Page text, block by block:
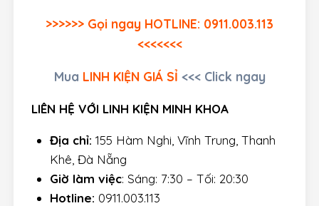
>>>>>> Gọi ngay HOTLINE: 0911.003.113
<<<<<<<
Mua LINH KIỆN GIÁ SỈ <<< Click ngay
LIÊN HỆ VỚI LINH KIỆN MINH KHOA
Địa chỉ: 155 Hàm Nghi, Vĩnh Trung, Thanh
Khê, Đà Nẵng
Giờ làm việc: Sáng: 7:30 – Tối: 20:30
Hotline: 0911.003.113